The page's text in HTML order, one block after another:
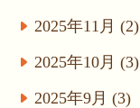
2025年11月 (2)
2025年10月 (3)
2025年9月 (3)